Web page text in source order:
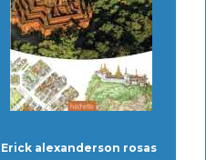
Erick alexanderson rosas